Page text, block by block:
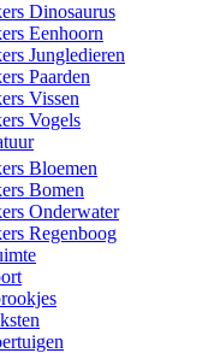
Dinosaurus
Eenhoorn
Jungledieren
Paarden
Vissen
Vogels
Bloemen
Bomen
Onderwater
Regenboog